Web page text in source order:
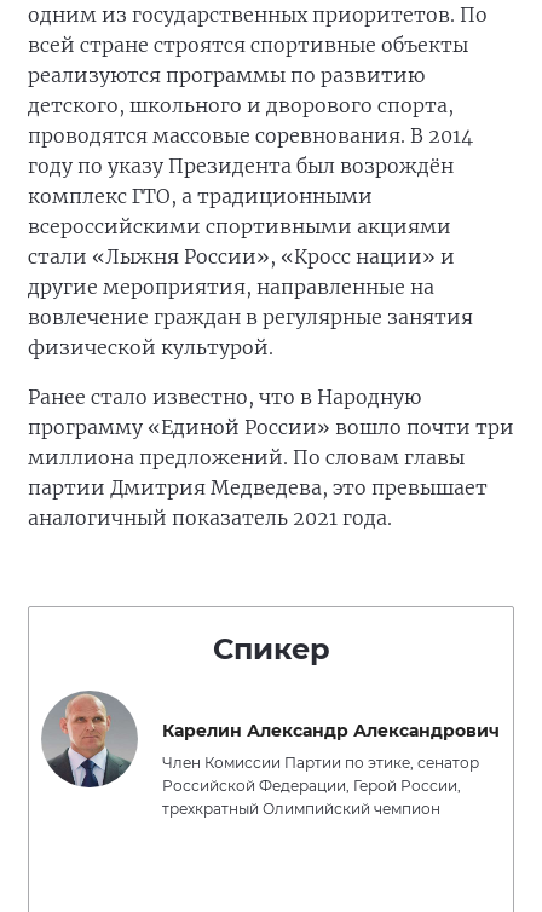
одним из государственных приоритетов. По
всей стране строятся спортивные объекты
реализуются программы по развитию
детского, школьного и дворового спорта,
проводятся массовые соревнования. В 2014
году по указу Президента был возрождён
комплекс ГТО, а традиционными
всероссийскими спортивными акциями
стали «Лыжня России», «Кросс нации» и
другие мероприятия, направленные на
вовлечение граждан в регулярные занятия
физической культурой.
Ранее стало известно, что в Народную
программу «Единой России» вошло почти три
миллиона предложений. По словам главы
партии Дмитрия Медведева, это превышает
аналогичный показатель 2021 года.
Спикер
Карелин Александр Александрович
Член Комиссии Партии по этике, сенатор
Российской Федерации, Герой России,
трехкратный Олимпийский чемпион